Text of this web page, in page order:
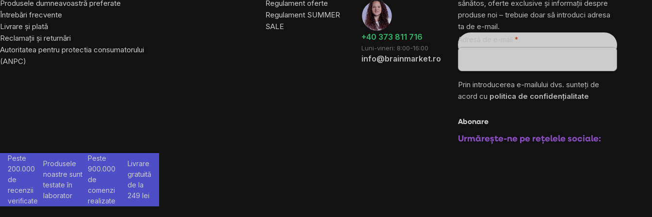
Produsele dumneavoastră preferate
Întrebări frecvente
Livrare și plată
Reclamații și returnări
Autoritatea pentru protectia consumatorului
(ANPC)
Regulament oferte
Regulament SUMMER
SALE
+40 373 811 716
Luni-vineri: 8:00-16:00
info@brainmarket.ro
sănătos, oferte exclusive și informații despre
produse noi – trebuie doar să introduci adresa
ta de e-mail.
Adresă de e-mail
Prin introducerea e-mailului dvs. sunteți de
acord cu politica de confidențialitate
Abonare
Urmărește-ne pe rețelele sociale:
Peste
200.000
de
recenzii
verificate
Produsele
noastre sunt
testate în
laborator
Peste
900.000
de
comenzi
realizate
Livrare
gratuită
de la
249 lei